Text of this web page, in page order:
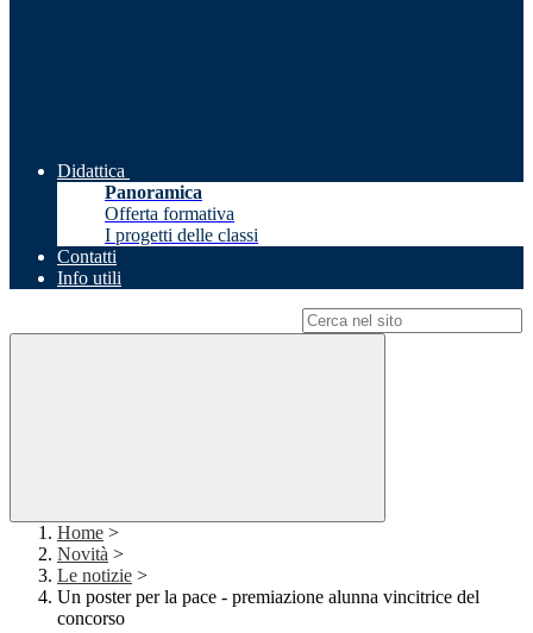
Didattica
Panoramica
Offerta formativa
I progetti delle classi
Contatti
Info utili
Home >
Novità >
Le notizie >
Un poster per la pace - premiazione alunna vincitrice del
concorso